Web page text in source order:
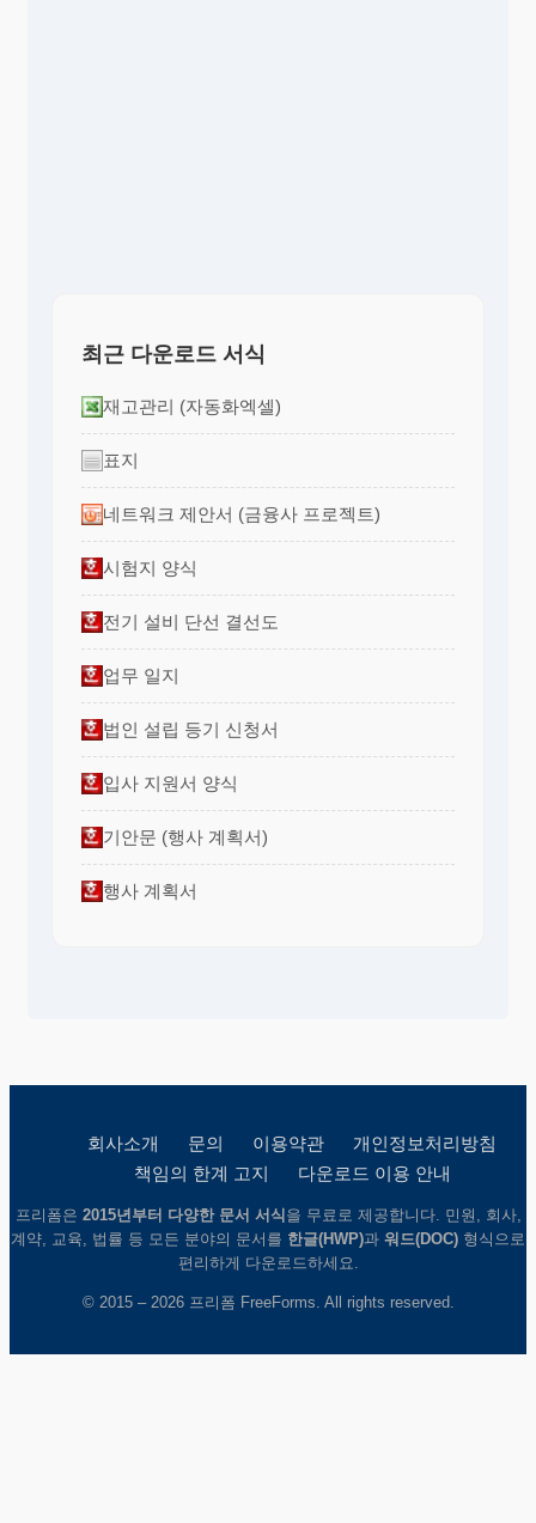
최근 다운로드 서식
재고관리 (자동화엑셀)
표지
네트워크 제안서 (금융사 프로젝트)
시험지 양식
전기 설비 단선 결선도
업무 일지
법인 설립 등기 신청서
입사 지원서 양식
기안문 (행사 계획서)
행사 계획서
회사소개 문의 이용약관
개인정보처리방침
책임의 한계 고지
다운로드 이용 안내
프리폼은 2015년부터 다양한 문서 서식 을 무료로 제공합니다. 민원, 회사,
계약, 교육, 법률 등 모든 분야의 문서를 한글(HWP)과 워드(DOC) 형식으로
편리하게 다운로드하세요.
© 2015 – 2026 프리폼 FreeForms. All rights reserved.